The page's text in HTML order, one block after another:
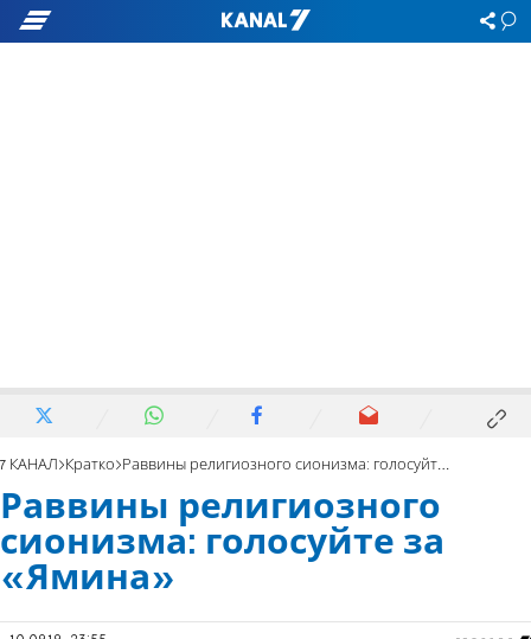
7 КАНАЛ Кратко Раввины религиозного сионизма: голосуйте за «Ямина»
Раввины религиозного
сионизма: голосуйте за
«Ямина»